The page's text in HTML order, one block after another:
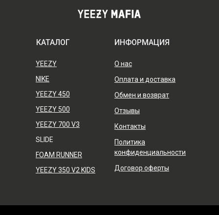
КАТАЛОГ ИНФОРМАЦИЯ
YEEZY
YEEZY 500
SLIDE
YEEZY 700 V3
О нас
Оплата и доставка
Отзывы
Контакты
Политика
конфиденциальности
Договор оферты
YEEZY 350 V2 KIDS
FOAM RUNNER
Обмен и возврат
NIKE
YEEZY 450